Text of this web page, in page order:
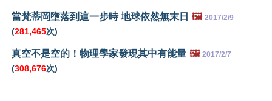
當梵蒂岡墮落到這一步時 地球依然無末日 🖼️ 2017/2/9
(281,465次)
真空不是空的！物理學家發現其中有能量 🖼️ 2017/2/7
(308,676次)